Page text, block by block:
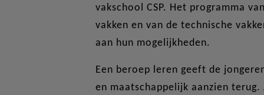
vakschool CSP. Het programma
vakken en van de technische
aan hun mogelijkheden.
Een beroep leren geeft de
en maatschappelijk aanzien terug.